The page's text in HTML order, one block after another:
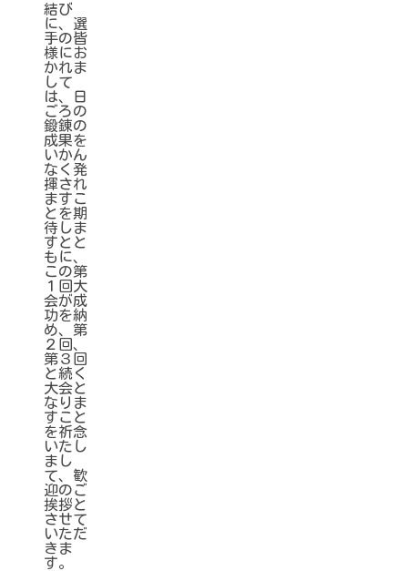
結び
に、選
手の皆
様にお
かれま
して
は、日
ごろの
鍛錬の
成果を
いかん
なく発
揮され
ますこ
とを期
待しま
すとと
もに、
この第
１回大
会が成
功を納
め、第
２回、
第３回
と続く
大会と
なりま
すこと
を祈念
いたし
まし
て、歓
迎のご
挨拶と
させて
いただ
きま
す。